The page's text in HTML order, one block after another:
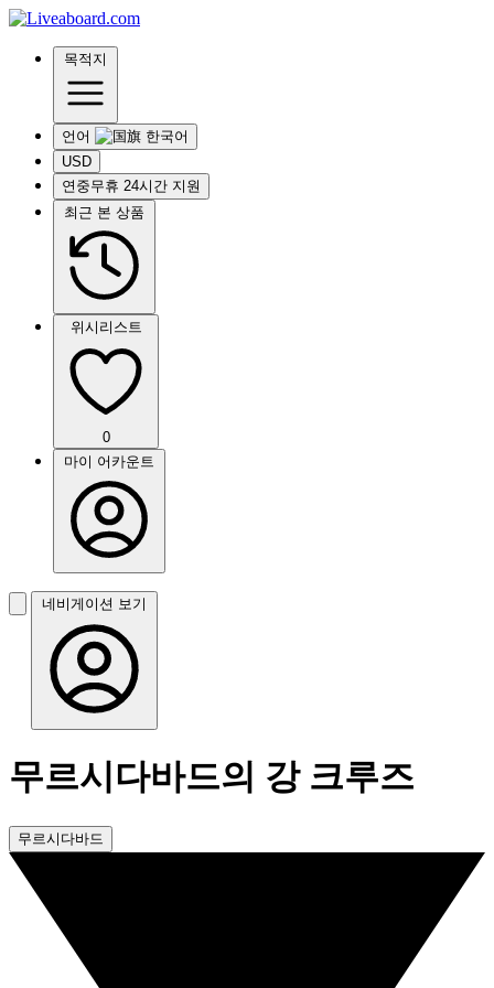
목적지
언어
USD
연중무휴 24시간 지원
최근 본 상품
위시리스트
0
마이 어카운트
네비게이션 보기
무르시다바드의 강 크루즈
무르시다바드